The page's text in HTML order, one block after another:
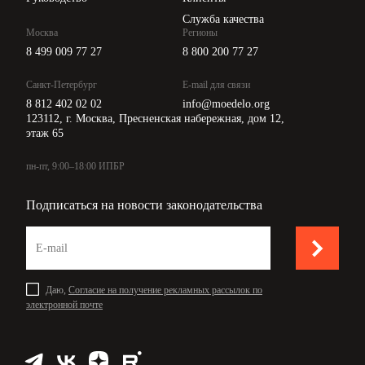
Служба качества
Москва
8 499 009 77 27
Санкт-Петербург
8 812 402 02 02
Регионы
8 800 200 77 27
E-mail для связи
info@moedelo.org
123112, г. Москва, Пресненская набережная, дом 12,
этаж 65
пн-пт, 9:00–18:00 ИПБР
Подписаться на новости законодательства
Даю, Согласие на получение рекламных рассылок по
электронной почте